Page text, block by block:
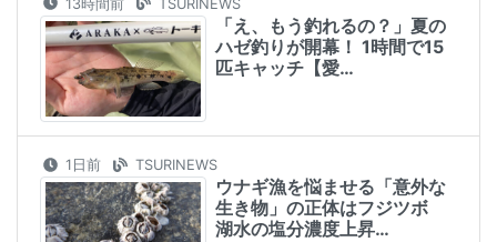
13時間前 TSURINEWS
「え、もう釣れるの？」夏の
ハゼ釣りが開幕！ 1時間で15
匹キャッチ【愛…
1日前 TSURINEWS
ウナギ漁を悩ませる「意外な
生き物」の正体はフジツボ
湖水の塩分濃度上昇…